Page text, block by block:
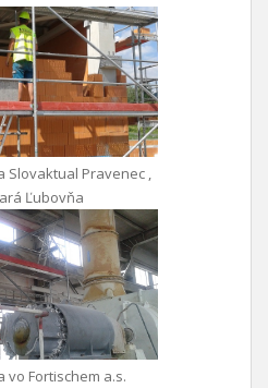
Slovaktual Pravenec ,
Ľubovňa
vo Fortischem a.s.